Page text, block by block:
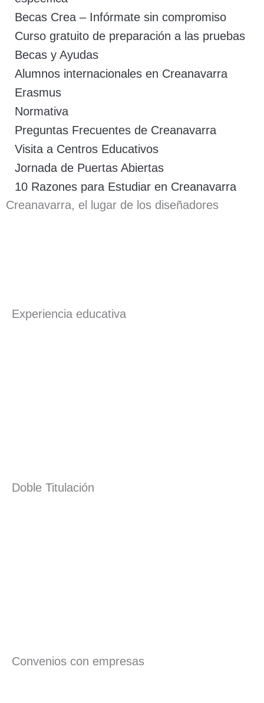
Becas Crea – Infórmate sin compromiso
Curso gratuito de preparación a las pruebas
Becas y Ayudas
Alumnos internacionales en Creanavarra
Erasmus
Normativa
Preguntas Frecuentes de Creanavarra
Visita a Centros Educativos
Jornada de Puertas Abiertas
10 Razones para Estudiar en Creanavarra
Creanavarra, el lugar de los diseñadores
Experiencia educativa
Doble Titulación
Convenios con empresas